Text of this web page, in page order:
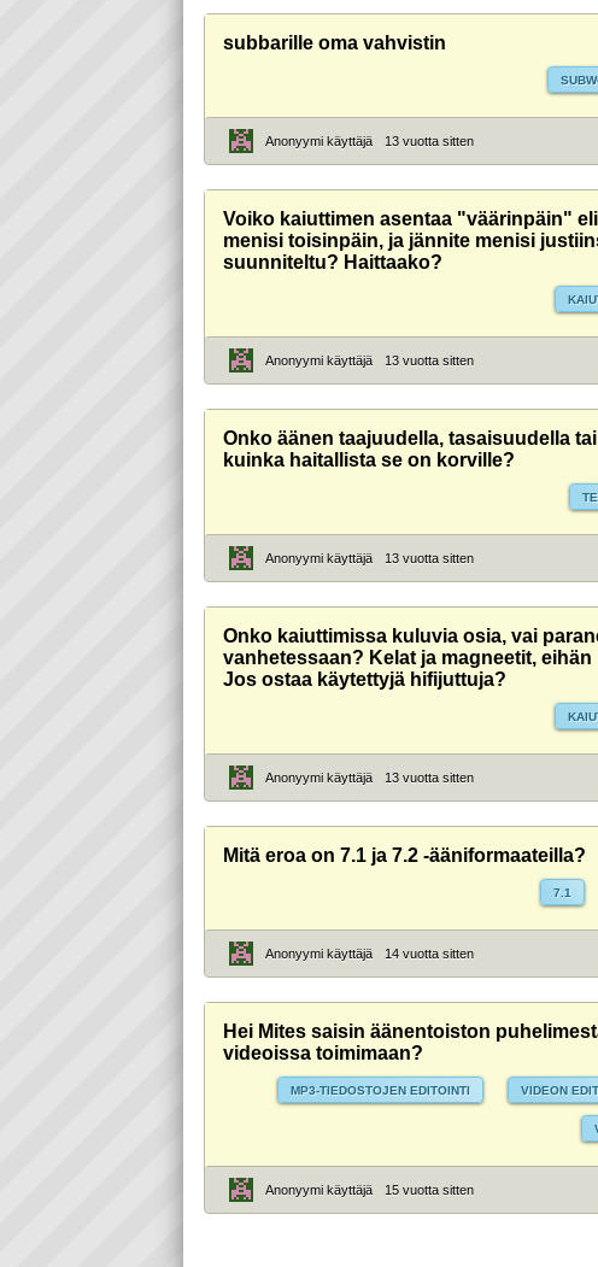
subbarille oma vahvistin
Anonyymi käyttäjä 13 vuotta sitten
Voiko kaiuttimen asentaa "väärinpäin"
menisi toisinpäin, ja jännite menisi
suunniteltu? Haittaako?
Anonyymi käyttäjä 13 vuotta sitten
Onko äänen taajuudella, tasaisuudella
kuinka haitallista se on korville?
Anonyymi käyttäjä 13 vuotta sitten
Onko kaiuttimissa kuluvia osia, vai
vanhetessaan? Kelat ja magneetit,
Jos ostaa käytettyjä hifijuttuja?
Anonyymi käyttäjä 13 vuotta sitten
Mitä eroa on 7.1 ja 7.2 -ääniformaateilla?
7.1
Anonyymi käyttäjä 14 vuotta sitten
Hei Mites saisin äänentoiston
videoissa toimimaan?
MP3-TIEDOSTOJEN EDITOINTI VIDEON
Anonyymi käyttäjä 15 vuotta sitten